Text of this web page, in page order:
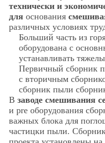
технически и
дляоснования
различных условиях
Больший часть из
оборудована с
устанавливать
Первичный сборник
с вторичным
сборник пыли
В заводе смешивания
и pre оборудования
важных блока для
частицки пыли.